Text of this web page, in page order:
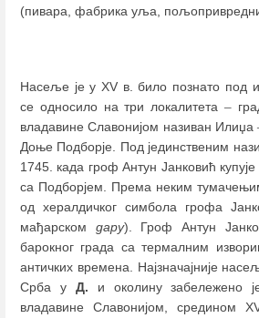
(пивара, фабрика уља,
Насеље је у XV в. било познато под
се односило на три локалитета –
владавине Славонијом називан Илиџа
Доње Подборје. Под јединственим
1745. када гроф Антун Јанковић
са Подборјем. Према неким
од хералдичког симбола грофа
мађарском дару). Гроф Антун
барокног града са термалним
античких времена. Најзначајније
Срба у Д. и околину забележено
владавине Славонијом, средином